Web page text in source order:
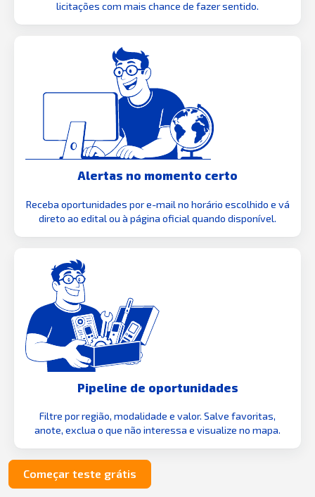
licitações com mais chance de fazer sentido.
Alertas no momento certo
Receba oportunidades por e-mail no horário escolhido e vá
direto ao edital ou à página oficial quando disponível.
Pipeline de oportunidades
Filtre por região, modalidade e valor. Salve favoritas,
anote, exclua o que não interessa e visualize no mapa.
Começar teste grátis